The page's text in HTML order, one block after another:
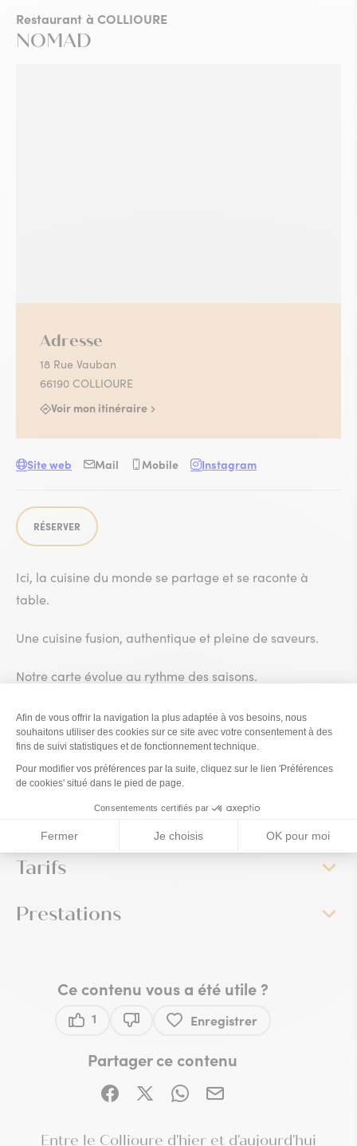
Restaurant à COLLIOURE
NOMAD
Ici, la cuisine du monde se partage et se raconte à
table.
Une cuisine fusion, authentique et pleine de saveurs.
Notre carte évolue au rythme des saisons.
Nous cuisinons exclusivement des produits frais.
Chaque assiette célèbre la simplicité et la générosité
des cuisines du monde.
Tarifs
Prestations
Adresse
18 Rue Vauban
66190 COLLIOURE
Voir mon itinéraire
Site web Mail Mobile Instagram
RÉSERVER
Ce contenu vous a été utile ?
1 Enregistrer
Partager ce contenu
Partager sur Facebook (nouvelle fenêtre)
Partager sur X / Twitter (nouvelle
Partager sur WhatsApp
Partager par mail
Entre le Collioure d'hier et d'aujourd'hui